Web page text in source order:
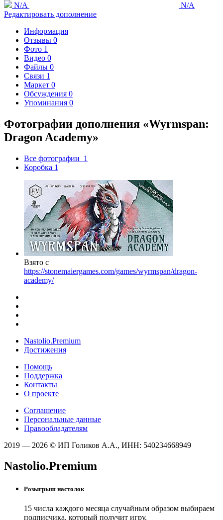
N/A
N/A
Редактировать дополнение
Информация
Отзывы 0
Фото 1
Видео 0
Файлы 0
Связи 1
Маркет 0
Обсуждения 0
Упоминания 0
Фотографии дополнения «Wyrmspan:
Dragon Academy»
Все фотографии 1
Коробка 1
Взято с
https://stonemaiergames.com/games/wyrmspan/dragon-
academy/
Nastolio.Premium
Достижения
Помощь
Поддержка
Контакты
О проекте
Соглашение
Персональные данные
Правообладателям
2019 — 2026 © ИП Голиков А.А., ИНН: 540234668949
Nastolio.Premium
Розыгрыш настолок
15 числа каждого месяца случайным образом выбираем
подписчика, который получит игру.